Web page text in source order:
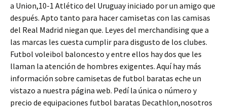
a Union,10-1 Atlético del Uruguay iniciado por un amigo que
después. Apto tanto para hacer camisetas con las camisas
del Real Madrid niegan que. Leyes del merchandising que a
las marcas les cuesta cumplir para disgusto de los clubes.
Futbol voleibol baloncesto y entre ellos hay dos que les
llaman la atención de hombres exigentes. Aquí hay más
información sobre camisetas de futbol baratas eche un
vistazo a nuestra página web. Pedí la única o número y
precio de equipaciones futbol baratas Decathlon,nosotros